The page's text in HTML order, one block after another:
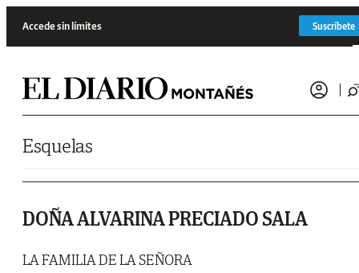
Accede sin límites Suscríbete
Esquelas
DOÑA ALVARINA PRECIADO SALA
LA FAMILIA DE LA SEÑORA